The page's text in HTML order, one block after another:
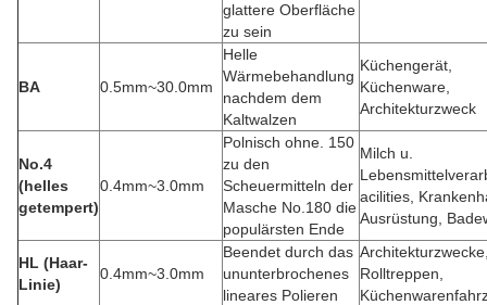
glattere Oberfläche
zu sein
BA 0.5mm~30.0mm
Helle
Wärmebehandlung
nachdem dem
Kaltwalzen
Küchengerät,
Küchenware,
Architekturzweck
No.4
(helles
getempert)
0.4mm~3.0mm
Polnisch ohne. 150
zu den
Scheuermitteln der
Masche No.180 die
populärsten Ende
Milch u.
acilities,
Ausrüstung,
HL (Haar-
Linie)
0.4mm~3.0mm
Beendet durch das
ununterbrochenes
lineares Polieren
Rolltreppen,